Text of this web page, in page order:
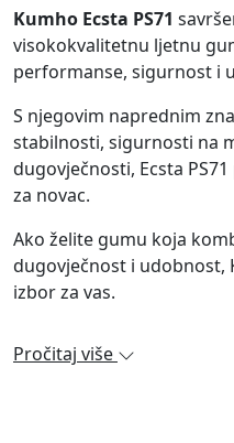
Kumho Ecsta PS71
visokokvalitetnu ljetnu
performanse, sigurnost i
S njegovim naprednim
stabilnosti, sigurnosti na
dugovječnosti, Ecsta
za novac.
Ako želite gumu koja
dugovječnost i udobnost,
izbor za vas.
Pročitaj više